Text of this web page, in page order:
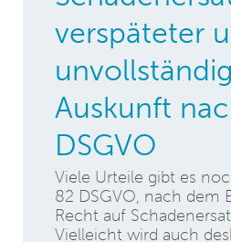
verspäteter
Auskunft
DSGVO
Viele Urteile gibt es
82 DSGVO, nach dem
Recht auf
Vielleicht wird auch